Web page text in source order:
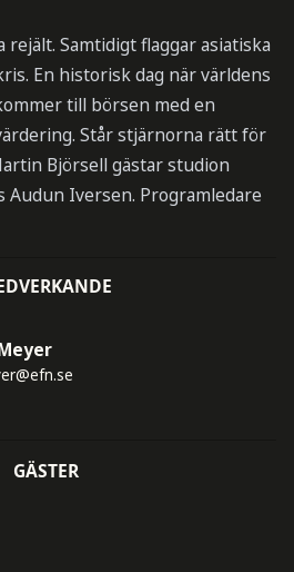
Samtidigt flaggar asiatiska
En historisk dag när världens
till börsen med en
Står stjärnorna rätt för
Björsell gästar studion
Audun Iversen. Programledare
GÄSTER